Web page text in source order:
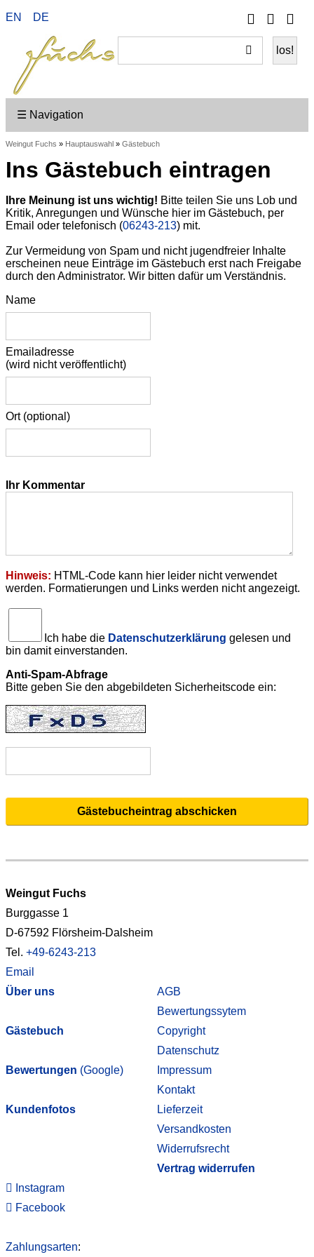
Telefon
Ihr
EN DE
☰ Navigation
Weingut Fuchs » Hauptauswahl » Gästebuch
Ins Gästebuch eintragen
Ihre Meinung ist uns wichtig! Bitte teilen Sie uns Lob und
Kritik, Anregungen und Wünsche hier im Gästebuch, per
Email oder telefonisch (06243-213) mit.
Zur Vermeidung von Spam und nicht jugendfreier Inhalte
erscheinen neue Einträge im Gästebuch erst nach Freigabe
durch den Administrator. Wir bitten dafür um Verständnis.
Name
Emailadresse
(wird nicht veröffentlicht)
Ort(optional)
Ihr Kommentar
Hinweis: HTML-Code kann hier leider nicht verwendet
werden. Formatierungen und Links werden nicht angezeigt.
Ich habe die Datenschutzerklärung gelesen und
bin damit einverstanden.
Anti-Spam-Abfrage
Bitte geben Sie den abgebildeten Sicherheitscode ein:
Weingut Fuchs
Burggasse 1
D-67592 Flörsheim-Dalsheim
Tel. +49-6243-213
Email
Über uns
Gästebuch
Bewertungen (Google)
Kundenfotos
AGB
Bewertungssytem
Copyright
Datenschutz
Impressum
Kontakt
Lieferzeit
Versandkosten
Widerrufsrecht
Vertrag widerrufen
Instagram
Facebook
Zahlungsarten: